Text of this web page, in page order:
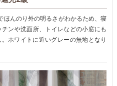
ほんのり外の明るさがわかるため、寝
ンや洗面所、トイレなどの小窓にも
ホワイトに近いグレーの無地となり